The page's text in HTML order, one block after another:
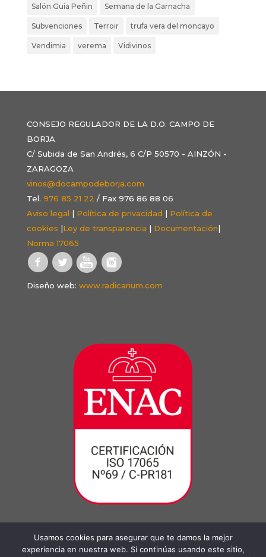
Salón Guía Peñin Semana de la Garnacha
Subvenciones Terroir trufa vera del moncayo
Vendimia verema Vidivinos
CONSEJO REGULADOR DE LA D.O. CAMPO DE
BORJA
C/ Subida de San Andrés, 6 C/P 50570 - AINZÓN -
ZARAGOZA
vinos@docampodeborja.com
Tel. 976 85 21 22 / Fax 976 86 88 06
Aviso legal | Política de privacidad | Política de
cookies |Ley de transparencia | Documentación|
Norma 17065
Diseño web: www.radicarium.com
Usamos cookies para asegurar que te damos la mejor
experiencia en nuestra web. Si continúas usando este sitio,